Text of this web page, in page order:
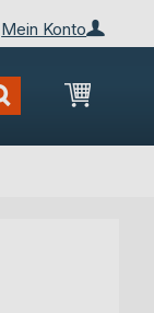
Mein Konto
Mein